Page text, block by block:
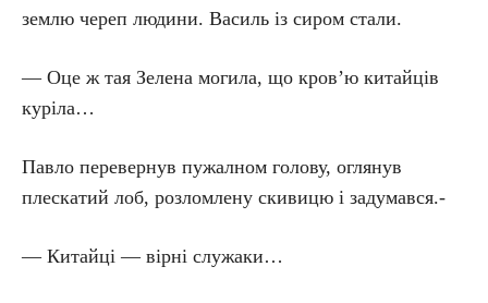
землю череп людини. Василь із сиром стали.
— Оце ж тая Зелена могила, що кров’ю китайців
куріла…
Павло перевернув пужалном голову, оглянув
плескатий лоб, розломлену скивицю і задумався.-
— Китайці — вірні служаки…